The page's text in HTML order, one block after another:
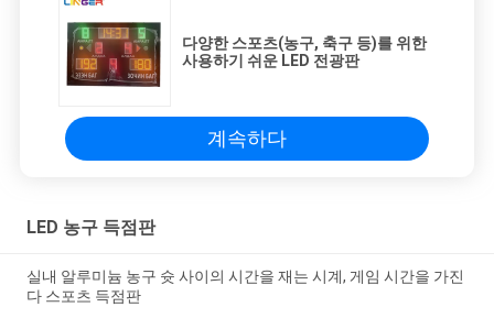
다양한 스포츠(농구, 축구 등)를 위한
사용하기 쉬운 LED 전광판
계속하다
LED 농구 득점판
실내 알루미늄 농구 슛 사이의 시간을 재는 시계, 게임 시간을 가진
다 스포츠 득점판